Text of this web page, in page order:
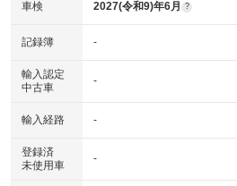
車検 2027(令和9)年6月 ?
記録簿 -
輸入認定
中古車
-
輸入経路 -
登録済
未使用車
-